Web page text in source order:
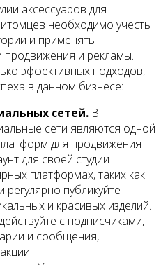
аксессуаров для
необходимо учесть
и применять
продвижения и рекламы.
эффективных подходов,
в данном бизнесе:
сетей. В
сети являются одной
для продвижения
для своей студии
платформах, таких как
публикуйте
и красивых изделий.
с подписчиками,
и сообщения,